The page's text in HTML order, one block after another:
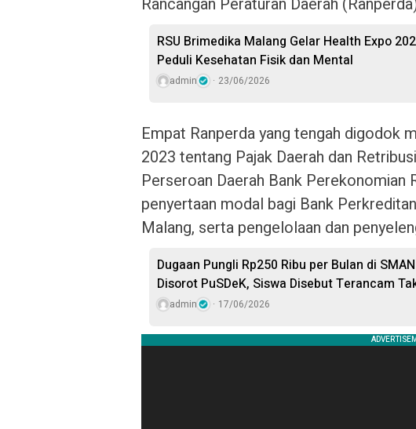
RSU Brimedika Malang Gelar Health Expo
Peduli Kesehatan Fisik dan Mental
admin 23/06/2026
Empat Ranperda yang tengah digodok
2023 tentang Pajak Daerah dan
Perseroan Daerah Bank Perekonomian
penyertaan modal bagi Bank
Malang, serta pengelolaan dan
Dugaan Pungli Rp250 Ribu per Bulan di
Disorot PuSDeK, Siswa Disebut Terancam
admin 17/06/2026